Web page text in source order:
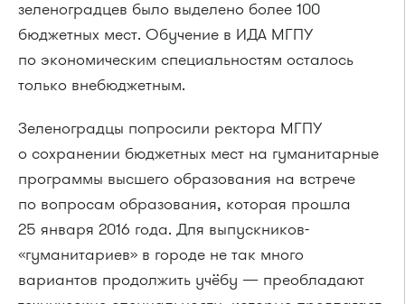
зеленоградцев было выделено более 100
бюджетных мест. Обучение в ИДА МГПУ
по экономическим специальностям осталось
только внебюджетным.
Зеленоградцы попросили ректора МГПУ
о сохранении бюджетных мест на гуманитарные
программы высшего образования на встрече
по вопросам образования, которая прошла
25 января 2016 года. Для выпускников-
«гуманитариев» в городе не так много
вариантов продолжить учёбу — преобладают